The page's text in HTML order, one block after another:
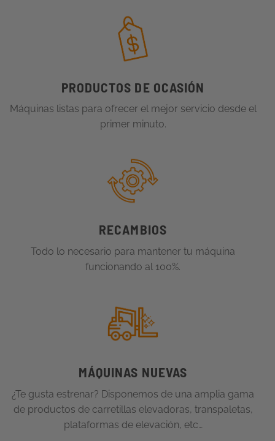
PRODUCTOS DE OCASIÓN
Máquinas listas para ofrecer el mejor servicio desde el
primer minuto.
RECAMBIOS
Todo lo necesario para mantener tu máquina
funcionando al 100%.
MÁQUINAS NUEVAS
¿Te gusta estrenar? Disponemos de una amplia gama
de productos de carretillas elevadoras, transpaletas,
plataformas de elevación, etc…